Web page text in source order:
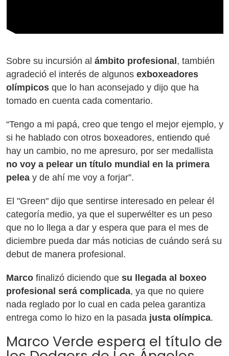
Sobre su incursión al ámbito profesional , también
agradeció el interés de algunos exboxeadores
olímpicos que lo han aconsejado y dijo que ha
tomado en cuenta cada comentario.
“Tengo a mi papá, creo que tengo el mejor ejemplo, y
si he hablado con otros boxeadores, entiendo qué
hay un cambio, no me apresuro, por ser medallista
no voy a pelear un título mundial en la primera
pelea y de ahí me voy a forjar”.
El "Green" dijo que sentirse interesado en pelear él
categoría medio, ya que el superwélter es un peso
que no lo llega a dar y espera que para el mes de
diciembre pueda dar más noticias de cuándo será su
debut de manera profesional.
Marco finalizó diciendo que su llegada al boxeo
profesional será complicada, ya que no quiere
nada reglado por lo cual en cada pelea garantiza
entrega como lo hizo en la pasada justa olímpica.
Marco Verde espera el título de